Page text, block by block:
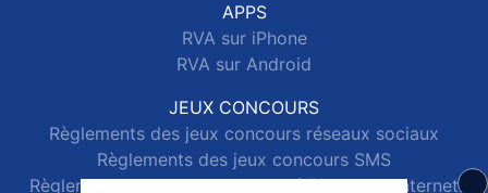
APPS
RVA sur iPhone
RVA sur Android
JEUX CONCOURS
Règlements des jeux concours réseaux sociaux
Règlements des jeux concours SMS
Règlements des jeux concours téléphone et internet